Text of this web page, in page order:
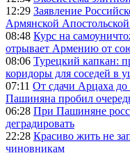
12:29 Заявление
Армянской
08:48 Курс на
отрывает Армению от
08:06 Турецкий капкан:
коридоры для соседей в
07:11 От сдачи Арцаха
Пашиняна пробил
06:28 При Пашиняне
деградировать
22:28 Красиво жить не
чиновникам